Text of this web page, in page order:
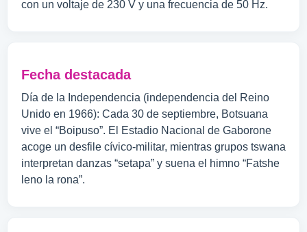
con un voltaje de 230 V y una frecuencia de 50 Hz.
Fecha destacada
Día de la Independencia (independencia del Reino
Unido en 1966): Cada 30 de septiembre, Botsuana
vive el “Boipuso”. El Estadio Nacional de Gaborone
acoge un desfile cívico-militar, mientras grupos tswana
interpretan danzas “setapa” y suena el himno “Fatshe
leno la rona”.